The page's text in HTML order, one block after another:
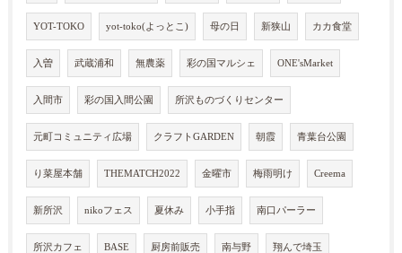
YOT-TOKO yot-toko(よっとこ) 母の日 新狭山 カカ食堂
入曽 武蔵浦和 無農薬 彩の国マルシェ ONE'sMarket
入間市 彩の国入間公園 所沢ものづくりセンター
元町コミュニティ広場 クラフトGARDEN 朝霞 青葉台公園
り菜屋本舗 THEMATCH2022 金曜市 梅雨明け Creema
新所沢 nikoフェス 夏休み 小手指 南口パーラー
所沢カフェ BASE 厨房前販売 南与野 翔んで埼玉